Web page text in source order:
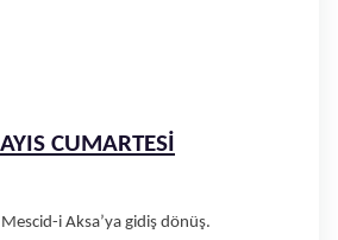
CUMARTESİ
i Aksa’ya gidiş dönüş.